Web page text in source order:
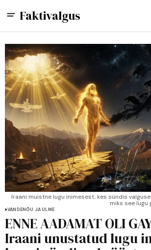
Faktivalgus
Iraani muistne lugu inimesest, kes sündis
miks see lugu
VANDENÕU JA ULME
ENNE AADAMAT OLI
Iraani unustatud lugu